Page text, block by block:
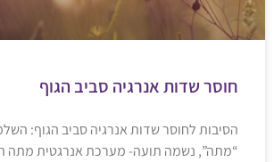
חוסר שדות אנרגיה סביב הגוף
הסיבות לחוסר שדות אנרגיה סביב הגוף:
“מתה”, נשמה תועה- מערכת אנרגטית מתה